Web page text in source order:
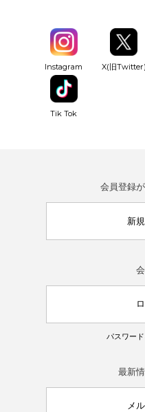
Instagram X(旧Twitter)
Tik Tok
会員登録
新
パスワー
最新
メ